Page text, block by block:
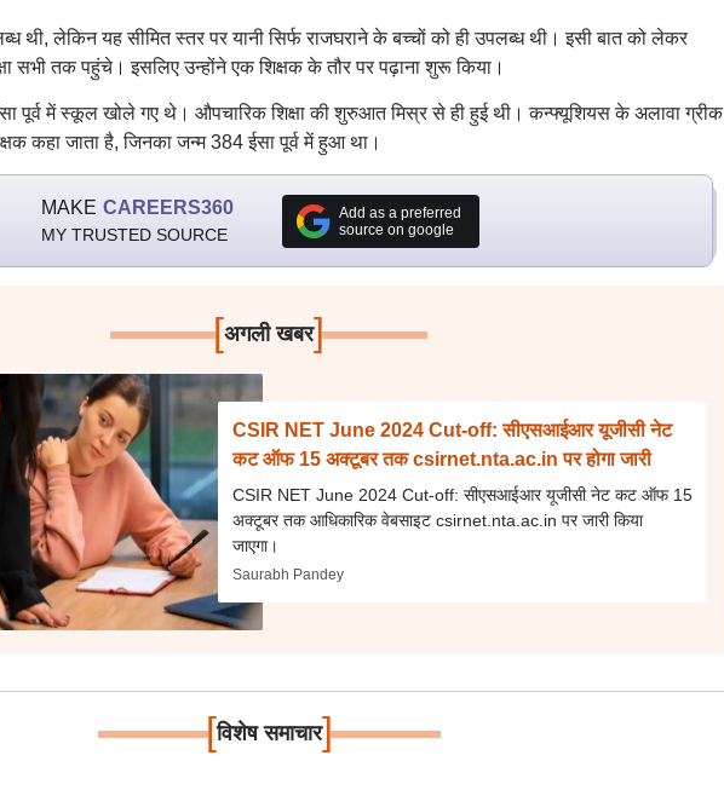
थी, लेकिन यह सीमित स्तर पर यानी सिर्फ राजघराने के बच्चों को ही उपलब्ध थी। इसी बात को लेकर
सभी तक पहुंचे। इसलिए उन्होंने एक शिक्षक के तौर पर पढ़ाना शुरू किया।
पूर्व में स्कूल खोले गए थे। औपचारिक शिक्षा की शुरुआत मिस्र से ही हुई थी। कन्फ्यूशियस के अलावा ग्रीक
कहा जाता है, जिनका जन्म 384 ईसा पूर्व में हुआ था।
MAKE CAREERS360
MY TRUSTED SOURCE
Add as a preferred
source on google
[अगली खबर]
CSIR NET June 2024 Cut-off: सीएसआईआर यूजीसी नेट
कट ऑफ 15 अक्टूबर तक csirnet.nta.ac.in पर होगा जारी
CSIR NET June 2024 Cut-off: सीएसआईआर यूजीसी नेट कट ऑफ 15
अक्टूबर तक आधिकारिक वेबसाइट csirnet.nta.ac.in पर जारी किया
जाएगा।
Saurabh Pandey
[विशेष समाचार]